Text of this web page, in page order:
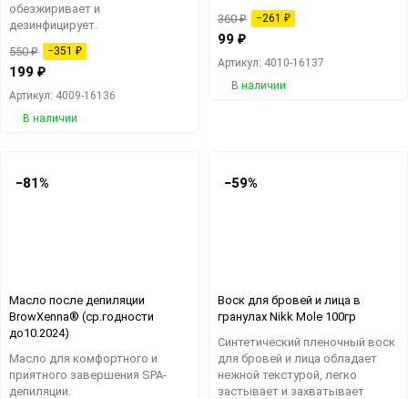
обезжиривает и
дезинфицирует.
550₽ −351 ₽
199 ₽
Артикул: 4009-16136
В наличии
360₽ −261 ₽
99 ₽
Артикул: 4010-16137
В наличии
−81%
Масло после депиляции
BrowXenna® (ср.годности
до10.2024)
Масло для комфортного и
приятного завершения SPA-
депиляции.
−59%
Воск для бровей и лица в
гранулах Nikk Mole 100гр
​Синтетический пленочный воск
для бровей и лица обладает
нежной текстурой, легко
застывает и захватывает